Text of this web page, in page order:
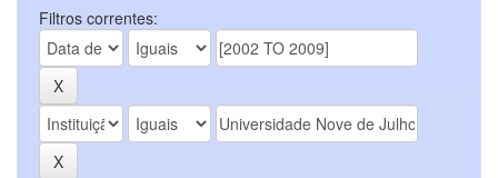
Filtros correntes: